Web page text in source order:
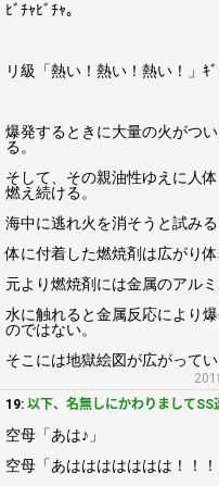
ﾋﾞﾁｬﾋﾞﾁｬ。
リ級「熱い！熱い！熱い！」ｷﾞ
爆発するときに大量の火がつ
る。
そして、その親油性ゆえに人
燃え続ける。
海中に逃れ火を消そうと試み
体に付着した燃焼剤は広がり体
元より燃焼剤には金属のアル
水に触れると金属反応により
のではない。
そこには地獄絵図が広がってい
19: 以下、名無しにかわりまして
空母「あは♪」
空母「あははははははは！！！